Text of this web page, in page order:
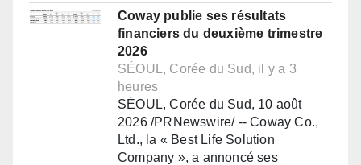
Coway publie ses résultats
financiers du deuxième trimestre
2026
SÉOUL, Corée du Sud, il y a 3
heures
SÉOUL, Corée du Sud, 10 août
2026 /PRNewswire/ -- Coway Co.,
Ltd., la « Best Life Solution
Company », a annoncé ses